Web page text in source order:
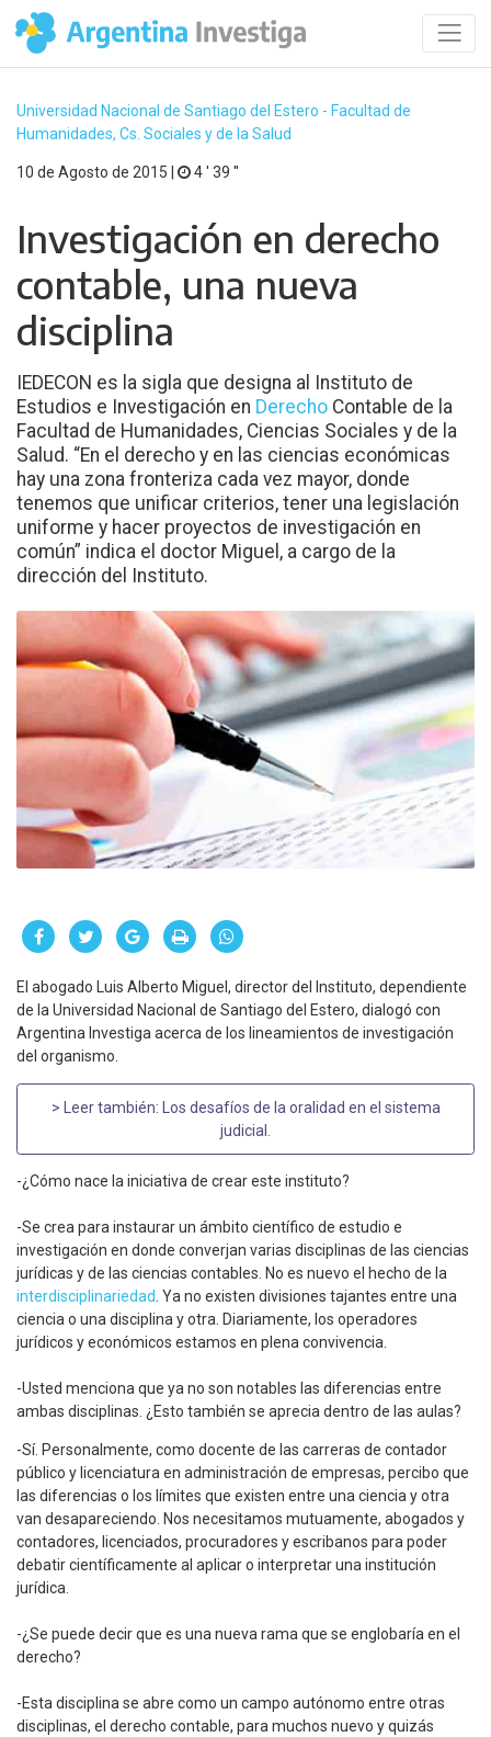
Universidad Nacional de Santiago del Estero - Facultad de
Humanidades, Cs. Sociales y de la Salud
10 de Agosto de 2015 | 4 ′ 39 ′′
Investigación en derecho
contable, una nueva
disciplina
IEDECON es la sigla que designa al Instituto de
Estudios e Investigación en Derecho Contable de la
Facultad de Humanidades, Ciencias Sociales y de la
Salud. “En el derecho y en las ciencias económicas
hay una zona fronteriza cada vez mayor, donde
tenemos que unificar criterios, tener una legislación
uniforme y hacer proyectos de investigación en
común” indica el doctor Miguel, a cargo de la
dirección del Instituto.
El abogado Luis Alberto Miguel, director del Instituto, dependiente
de la Universidad Nacional de Santiago del Estero, dialogó con
Argentina Investiga acerca de los lineamientos de investigación
del organismo.
> Leer también: Los desafíos de la oralidad en el sistema
judicial
-¿Cómo nace la iniciativa de crear este instituto?
-Se crea para instaurar un ámbito científico de estudio e
investigación en donde converjan varias disciplinas de las ciencias
jurídicas y de las ciencias contables. No es nuevo el hecho de la
interdisciplinariedad . Ya no existen divisiones tajantes entre una
ciencia o una disciplina y otra. Diariamente, los operadores
jurídicos y económicos estamos en plena convivencia.
-Usted menciona que ya no son notables las diferencias entre
ambas disciplinas. ¿Esto también se aprecia dentro de las aulas?
-Sí. Personalmente, como docente de las carreras de contador
público y licenciatura en administración de empresas, percibo que
las diferencias o los límites que existen entre una ciencia y otra
van desapareciendo. Nos necesitamos mutuamente, abogados y
contadores, licenciados, procuradores y escribanos para poder
debatir científicamente al aplicar o interpretar una institución
jurídica.
-¿Se puede decir que es una nueva rama que se englobaría en el
derecho?
-Esta disciplina se abre como un campo autónomo entre otras
disciplinas, el derecho contable, para muchos nuevo y quizás